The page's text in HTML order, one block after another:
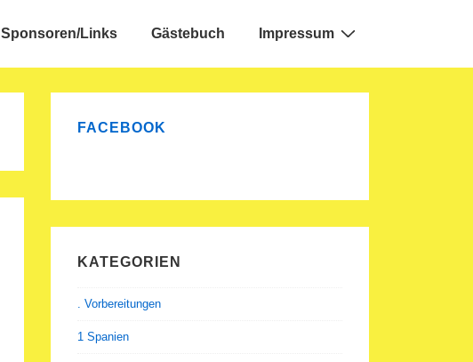
Sponsoren/Links Gästebuch Impressum
FACEBOOK
KATEGORIEN
. Vorbereitungen
1 Spanien